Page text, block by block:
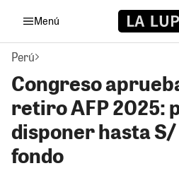
Menú
Perú
Congreso
retiro AFP 2025:
disponer hasta S/
fondo